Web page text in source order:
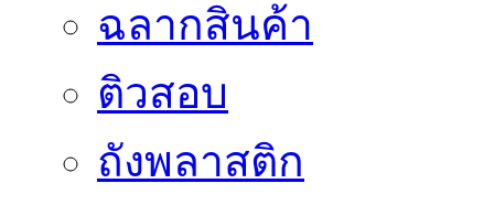
ฉลากสินค้า
ติวสอบ
ถังพลาสติก